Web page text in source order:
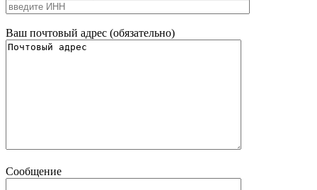
Ваш почтовый адрес (обязательно)
Сообщение